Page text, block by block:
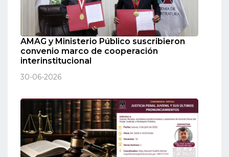
AMAG y Ministerio Público suscribieron
convenio marco de cooperación
interinstitucional
30-06-2026